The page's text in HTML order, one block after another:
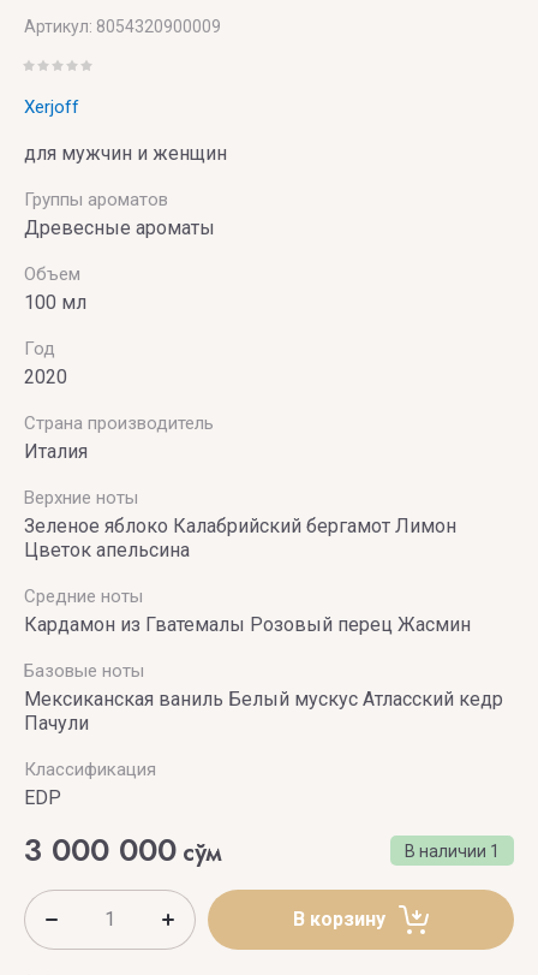
Артикул: 8054320900009
Xerjoff
для мужчин и женщин
Группы ароматов
Древесные ароматы
Объем
100 мл
Год
2020
Страна производитель
Италия
Верхние ноты
Зеленое яблоко Калабрийский бергамот Лимон
Цветок апельсина
Средние ноты
Кардамон из Гватемалы Розовый перец Жасмин
Базовые ноты
Мексиканская ваниль Белый мускус Атласский кедр
Пачули
Классификация
EDP
В наличии 1
3 000 000 сўм
В корзину
VILHELM